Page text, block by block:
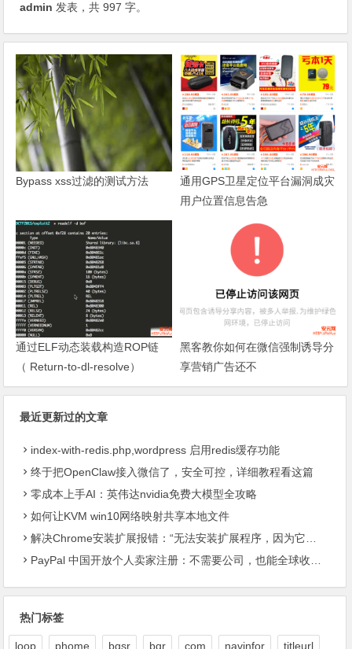
admin 发表，共 997 字。
Bypass xss过滤的测试方法
通用GPS卫星定位平台漏洞成灾
用户位置信息告急
通过ELF动态装载构造ROP链
（ Return-to-dl-resolve）
黑客教你如何在微信强制诱导分
享营销广告还不
最近更新过的文章
index-with-redis.php,wordpress 启用redis缓存功能
终于把OpenClaw接入微信了，安全可控，详细教程看这篇
零成本上手AI：英伟达nvidia免费大模型全攻略
如何让KVM win10网络映射共享本地文件
解决Chrome安装扩展报错：“无法安装扩展程序，因为它使用了不受支持的清单版本“
PayPal 中国开放个人卖家注册：不需要公司，也能全球收款了
热门标签
loop phome bqsr bqr com navinfor titleurl